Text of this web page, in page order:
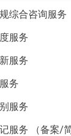
综合咨询服务
服务
服务
务
服务
服务 （备案/